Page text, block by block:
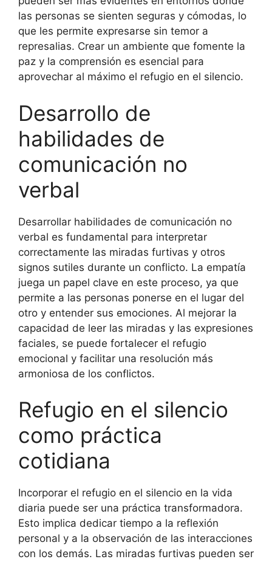
las personas se sienten seguras y cómodas, lo
que les permite expresarse sin temor a
represalias. Crear un ambiente que fomente la
paz y la comprensión es esencial para
aprovechar al máximo el refugio en el silencio.
Desarrollo de
habilidades de
comunicación no
verbal
Desarrollar habilidades de comunicación no
verbal es fundamental para interpretar
correctamente las miradas furtivas y otros
signos sutiles durante un conflicto. La empatía
juega un papel clave en este proceso, ya que
permite a las personas ponerse en el lugar del
otro y entender sus emociones. Al mejorar la
capacidad de leer las miradas y las expresiones
faciales, se puede fortalecer el refugio
emocional y facilitar una resolución más
armoniosa de los conflictos.
Refugio en el silencio
como práctica
cotidiana
Incorporar el refugio en el silencio en la vida
diaria puede ser una práctica transformadora.
Esto implica dedicar tiempo a la reflexión
personal y a la observación de las interacciones
con los demás. Las miradas furtivas pueden ser